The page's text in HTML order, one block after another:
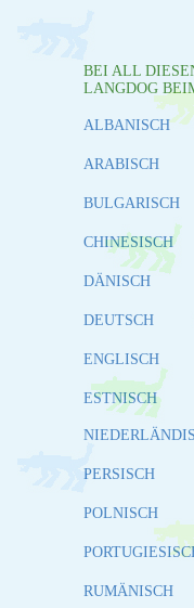
BEI ALL
LANGDOG
ALBANISCH
ARABISCH
BULGARISCH
CHINESISCH
DÄNISCH
DEUTSCH
ENGLISCH
ESTNISCH
PERSISCH
POLNISCH
RUMÄNISCH